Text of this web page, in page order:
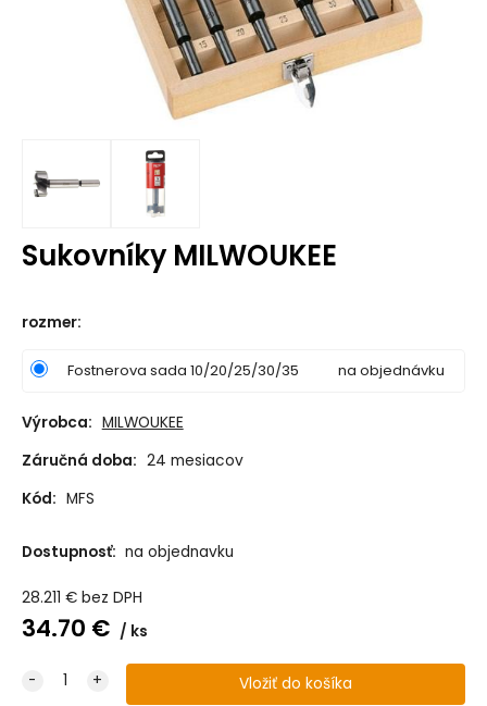
Sukovníky MILWOUKEE
rozmer:
Fostnerova sada 10/20/25/30/35 na objednávku
Výrobca: MILWOUKEE
Záručná doba: 24 mesiacov
Kód: MFS
Dostupnosť: na objednavku
28.211 € bez DPH
34.70 € ks